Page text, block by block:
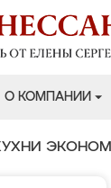
О КОМПАНИИ
ЭКОНОМ